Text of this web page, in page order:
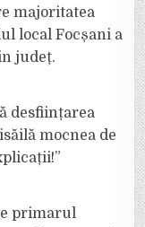
majoritatea
local Focșani a
județ.
desființarea
mocnea de
primarul